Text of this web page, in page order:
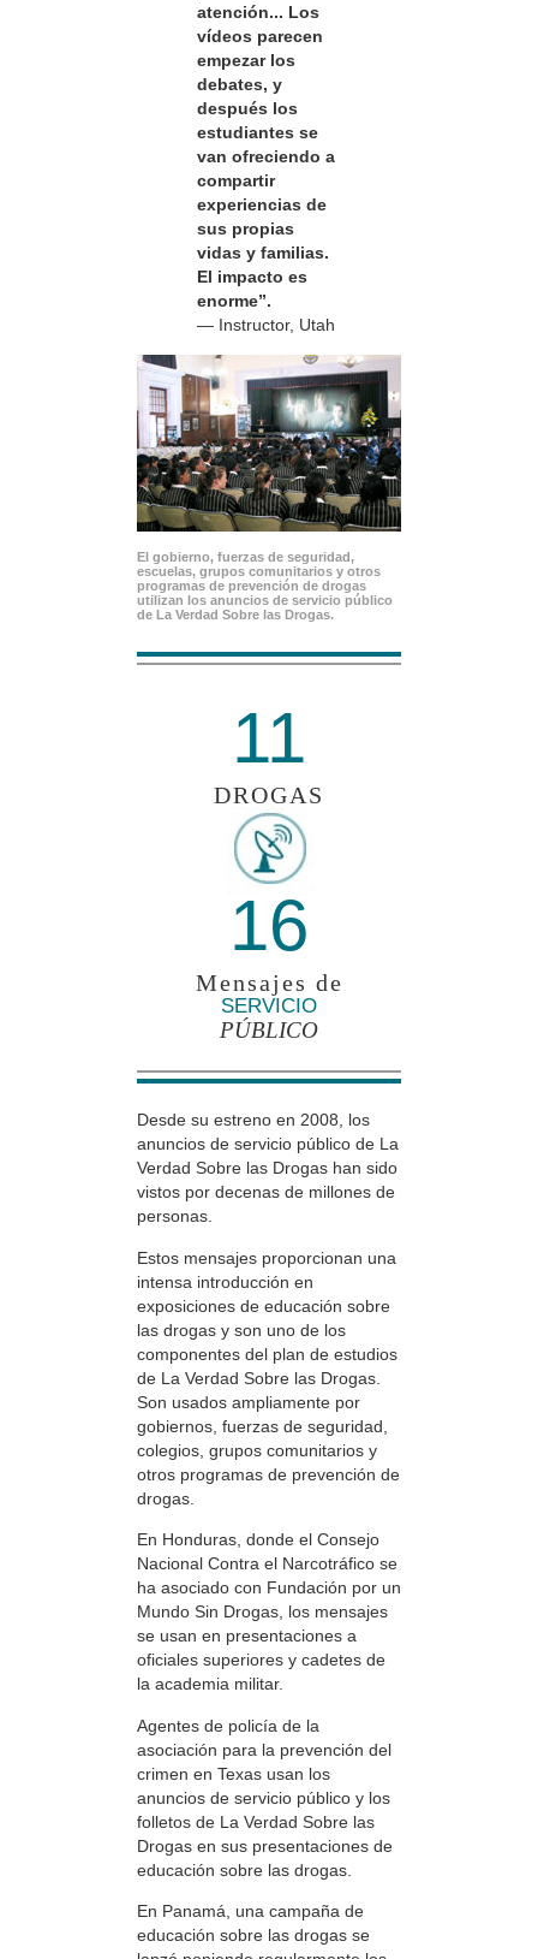
atención... Los
vídeos parecen
empezar los
debates, y
después los
estudiantes se
van ofreciendo a
compartir
experiencias de
sus propias
vidas y familias.
El impacto es
enorme”.
— Instructor, Utah
El gobierno, fuerzas de seguridad,
escuelas, grupos comunitarios y otros
programas de prevención de drogas
utilizan los anuncios de servicio público
de La Verdad Sobre las Drogas.
11
DROGAS
16
Mensajes de
SERVICIO
PÚBLICO
Desde su estreno en 2008, los
anuncios de servicio público de La
Verdad Sobre las Drogas han sido
vistos por decenas de millones de
personas.
Estos mensajes proporcionan una
intensa introducción en
exposiciones de educación sobre
las drogas y son uno de los
componentes del plan de estudios
de La Verdad Sobre las Drogas.
Son usados ampliamente por
gobiernos, fuerzas de seguridad,
colegios, grupos comunitarios y
otros programas de prevención de
drogas.
En Honduras, donde el Consejo
Nacional Contra el Narcotráfico se
ha asociado con Fundación por un
Mundo Sin Drogas, los mensajes
se usan en presentaciones a
oficiales superiores y cadetes de
la academia militar.
Agentes de policía de la
asociación para la prevención del
crimen en Texas usan los
anuncios de servicio público y los
folletos de La Verdad Sobre las
Drogas en sus presentaciones de
educación sobre las drogas.
En Panamá, una campaña de
educación sobre las drogas se